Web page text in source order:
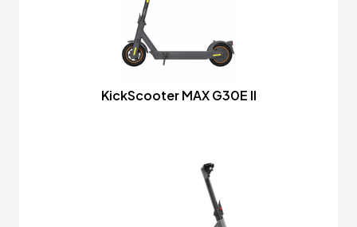
KickScooter MAX G30E II